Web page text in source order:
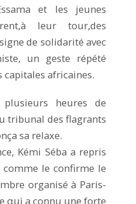
et les jeunes
leur tour,des
de solidarité avec
un geste répété
africaines.
heures de
tribunal des flagrants
sa relaxe.
Kémi Séba a repris
le confirme le
organisé à Paris-
qui a connu une forte